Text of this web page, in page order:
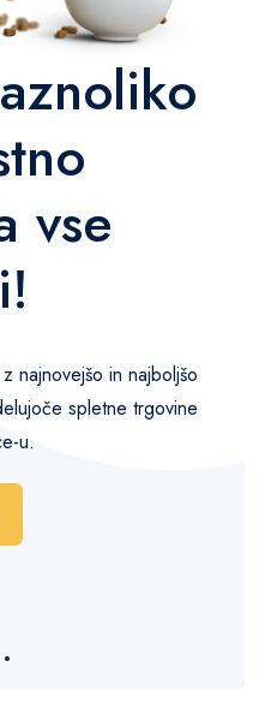
vse
najnovejšo in najboljšo
spletne trgovine
u.